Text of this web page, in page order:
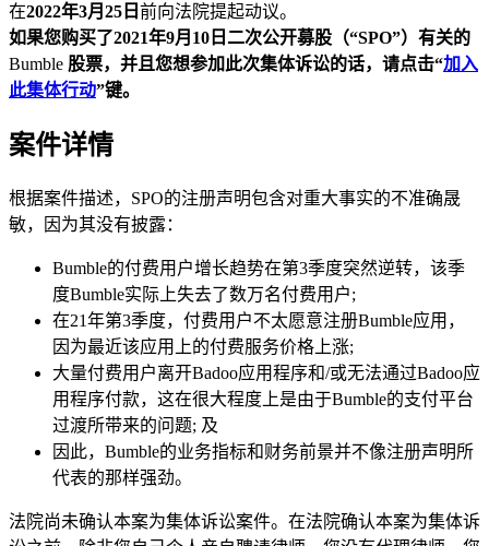
在2022年3月25日 前向法院提起动议。
如果您购买了2021年9月10日二次公开募股（“SPO”）有关的
Bumble 股票，并且您想参加此次集体诉讼的话，请点击“加入
此集体行动”键。
案件详情
根据案件描述，SPO的注册声明包含对重大事实的不准确晟
敏，因为其没有披露：
Bumble的付费用户增长趋势在第3季度突然逆转，该季
度Bumble实际上失去了数万名付费用户;
在21年第3季度，付费用户不太愿意注册Bumble应用，
因为最近该应用上的付费服务价格上涨;
大量付费用户离开Badoo应用程序和/或无法通过Badoo应
用程序付款，这在很大程度上是由于Bumble的支付平台
过渡所带来的问题; 及
因此，Bumble的业务指标和财务前景并不像注册声明所
代表的那样强劲。
法院尚未确认本案为集体诉讼案件。在法院确认本案为集体诉